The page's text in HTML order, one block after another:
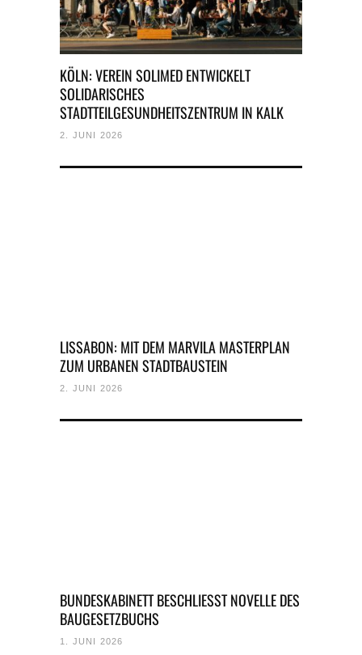
KÖLN: VEREIN SOLIMED ENTWICKELT
SOLIDARISCHES
STADTTEILGESUNDHEITSZENTRUM IN KALK
2. JUNI 2026
LISSABON: MIT DEM MARVILA MASTERPLAN
ZUM URBANEN STADTBAUSTEIN
2. JUNI 2026
BUNDESKABINETT BESCHLIESST NOVELLE DES B
AUGESETZBUCHS
1. JUNI 2026